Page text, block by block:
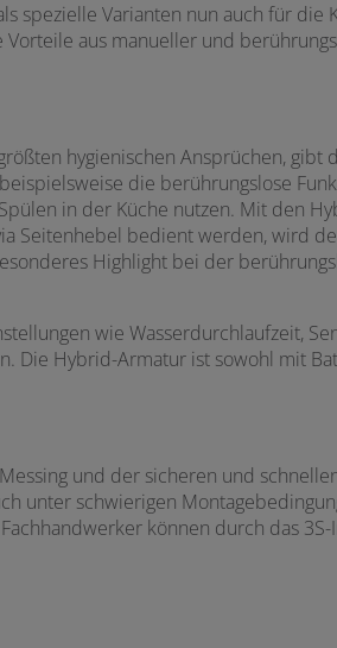
spezielle Varianten nun auch für die
aus manueller und
hygienischen Ansprüchen, gibt
die berührungslose
in der Küche nutzen. Mit den
Seitenhebel bedient werden, wird
Highlight bei der
wie Wasserdurchlaufzeit,
Die Hybrid-Armatur ist sowohl mit
und der sicheren und
unter schwierigen
können durch das